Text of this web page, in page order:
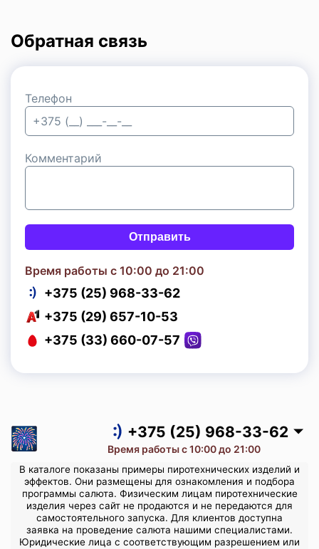
Обратная связь
Телефон
Комментарий
Отправить
Время работы с 10:00 до 21:00
+375 (25) 968-33-62
+375 (29) 657-10-53
+375 (33) 660-07-57
+375 (25) 968-33-62
+375 (29) 657-10-53
Время работы с 10:00 до 21:00
В каталоге показаны примеры пиротехнических изделий и
эффектов. Они размещены для ознакомления и подбора
программы салюта. Физическим лицам пиротехнические
изделия через сайт не продаются и не передаются для
самостоятельного запуска. Для клиентов доступна
заявка на проведение салюта нашими специалистами.
Юридические лица с соответствующим разрешением или